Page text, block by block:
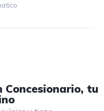
Concesionario, tu